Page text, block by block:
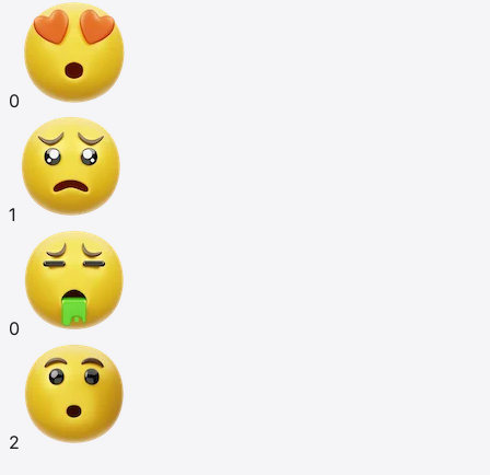
0
1
0
2